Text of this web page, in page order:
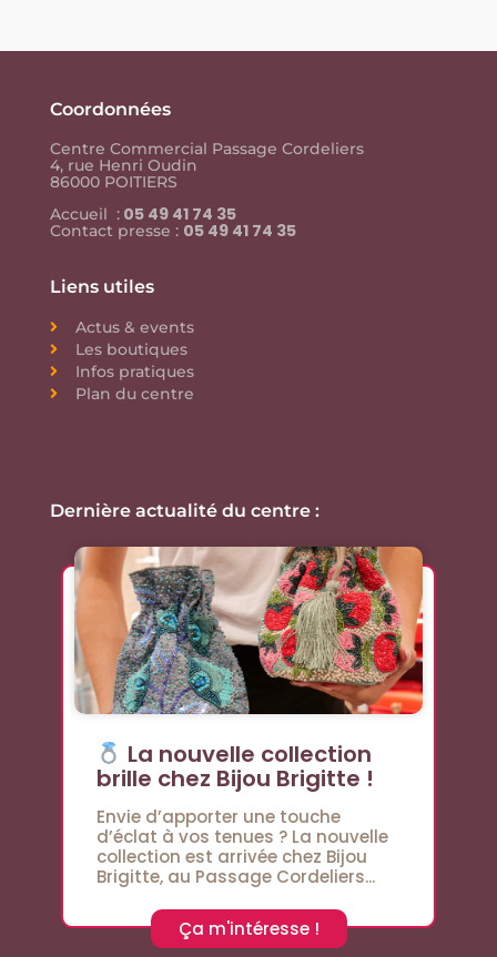
Coordonnées
Centre Commercial Passage Cordeliers
4, rue Henri Oudin
86000 POITIERS
Accueil : 05 49 41 74 35
Contact presse : 05 49 41 74 35
Liens utiles
Actus & events
Les boutiques
Infos pratiques
Plan du centre
Dernière actualité du centre :
La nouvelle collection
brille chez Bijou Brigitte !
Envie d’apporter une touche
d’éclat à vos tenues ? La nouvelle
collection est arrivée chez Bijou
Brigitte, au Passage Cordeliers...
Ça m'intéresse !